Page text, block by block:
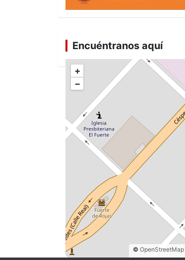
Encuéntranos aquí
+
−
© OpenStreetMap